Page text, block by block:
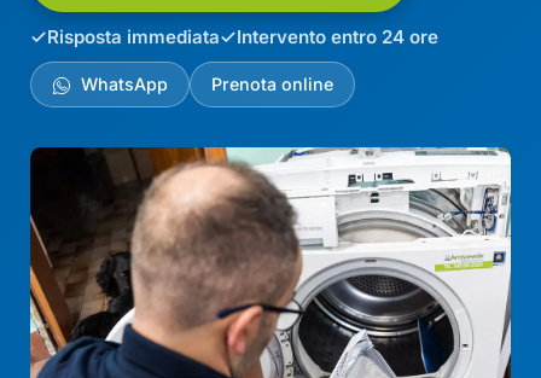
Risposta immediata Intervento entro 24 ore
WhatsApp Prenota online